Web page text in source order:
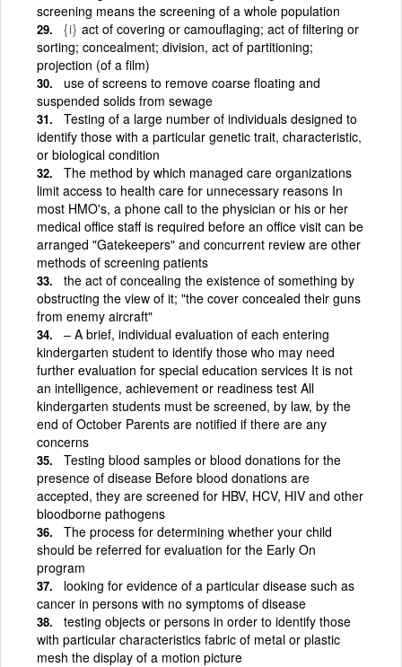
screening means the screening of a whole population
{i} act of covering or camouflaging; act of filtering or
sorting; concealment; division, act of partitioning;
projection (of a film)
use of screens to remove coarse floating and
suspended solids from sewage
Testing of a large number of individuals designed to
identify those with a particular genetic trait, characteristic,
or biological condition
The method by which managed care organizations
limit access to health care for unnecessary reasons In
most HMO's, a phone call to the physician or his or her
medical office staff is required before an office visit can be
arranged "Gatekeepers" and concurrent review are other
methods of screening patients
the act of concealing the existence of something by
obstructing the view of it; "the cover concealed their guns
from enemy aircraft"
– A brief, individual evaluation of each entering
kindergarten student to identify those who may need
further evaluation for special education services It is not
an intelligence, achievement or readiness test All
kindergarten students must be screened, by law, by the
end of October Parents are notified if there are any
concerns
Testing blood samples or blood donations for the
presence of disease Before blood donations are
accepted, they are screened for HBV, HCV, HIV and other
bloodborne pathogens
The process for determining whether your child
should be referred for evaluation for the Early On
program
looking for evidence of a particular disease such as
cancer in persons with no symptoms of disease
testing objects or persons in order to identify those
with particular characteristics fabric of metal or plastic
mesh the display of a motion picture